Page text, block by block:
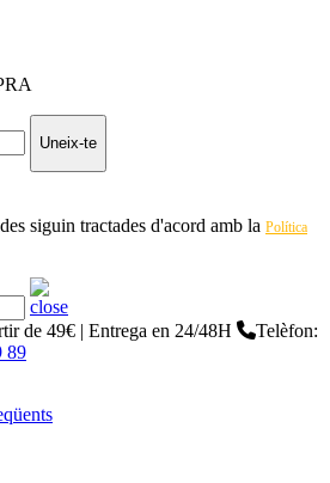
Uneix-te
siguin tractades d'acord amb la Política
de 49€ | Entrega en 24/48H
Telèfon:
89